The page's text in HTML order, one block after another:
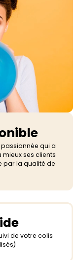
passionnée qui a
ses clients
par la qualité de
de votre colis